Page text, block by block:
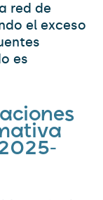
red de
el exceso
es